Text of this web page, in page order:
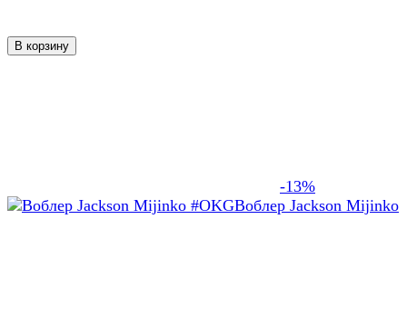
В корзину
-13%
Воблер Jackson Mijinko